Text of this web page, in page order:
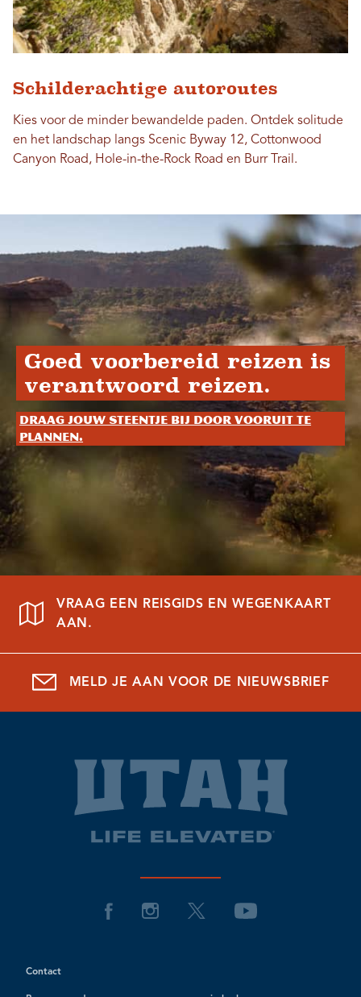
Schilderachtige autoroutes
Kies voor de minder bewandelde paden. Ontdek solitude
en het landschap langs Scenic Byway 12, Cottonwood
Canyon Road, Hole-in-the-Rock Road en Burr Trail.
Goed voorbereid reizen is
verantwoord reizen.
Draag jouw steentje bij door vooruit te
plannen.
VRAAG EEN REISGIDS EN WEGENKAART
AAN.
MELD JE AAN VOOR DE NIEUWSBRIEF
Contact